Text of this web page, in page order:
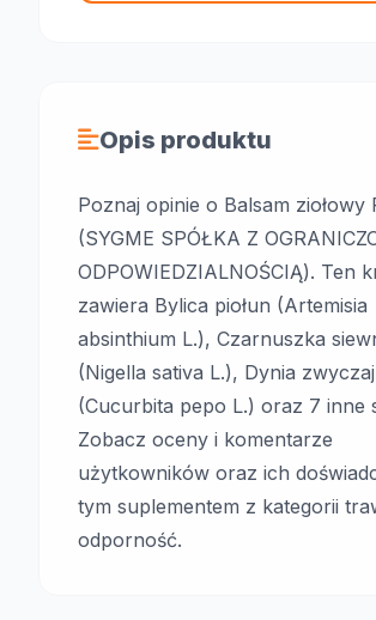
Opis produktu
Poznaj opinie o Balsam ziołowy
(SYGME SPÓŁKA Z
ODPOWIEDZIALNOŚCIĄ). Ten
zawiera Bylica piołun (Artemisia
absinthium L.), Czarnuszka
(Nigella sativa L.), Dynia
(Cucurbita pepo L.) oraz 7 inne
Zobacz oceny i komentarze
użytkowników oraz ich
tym suplementem z kategorii
odporność.